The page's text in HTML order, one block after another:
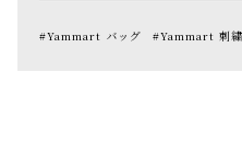
#Yammart バッグ #Yammart 刺繍